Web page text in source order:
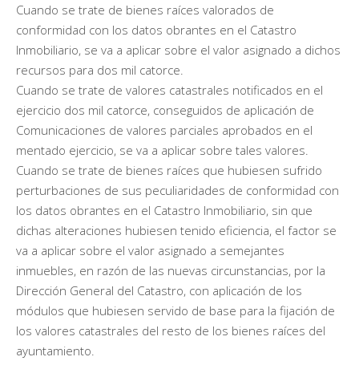
Cuando se trate de bienes raíces valorados de
conformidad con los datos obrantes en el Catastro
Inmobiliario, se va a aplicar sobre el valor asignado a dichos
recursos para dos mil catorce.
Cuando se trate de valores catastrales notificados en el
ejercicio dos mil catorce, conseguidos de aplicación de
Comunicaciones de valores parciales aprobados en el
mentado ejercicio, se va a aplicar sobre tales valores.
Cuando se trate de bienes raíces que hubiesen sufrido
perturbaciones de sus peculiaridades de conformidad con
los datos obrantes en el Catastro Inmobiliario, sin que
dichas alteraciones hubiesen tenido eficiencia, el factor se
va a aplicar sobre el valor asignado a semejantes
inmuebles, en razón de las nuevas circunstancias, por la
Dirección General del Catastro, con aplicación de los
módulos que hubiesen servido de base para la fijación de
los valores catastrales del resto de los bienes raíces del
ayuntamiento.